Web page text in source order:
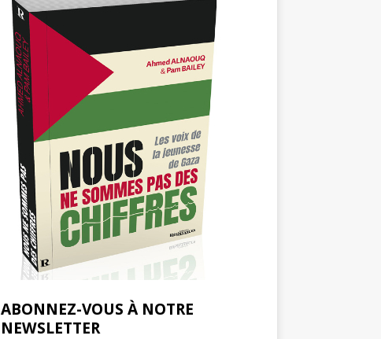
ABONNEZ-VOUS À NOTRE
NEWSLETTER